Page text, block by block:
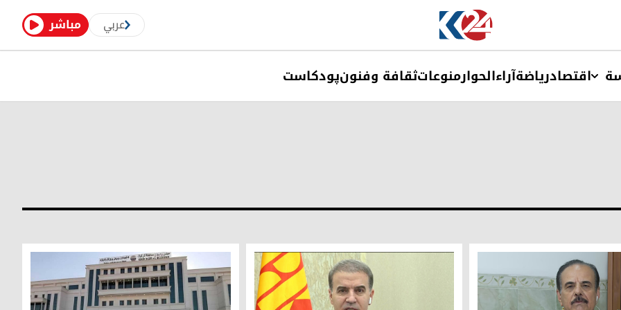
مباشر عربي
اقتصادریاضةآراءالحوارمنوعاتثقافة وفنونپودکاست